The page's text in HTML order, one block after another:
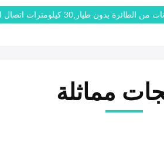
كيلومترات اتصال البيانات بدون طيار,2وصلة بيانات من طائرة بدون طيار
مماثلة